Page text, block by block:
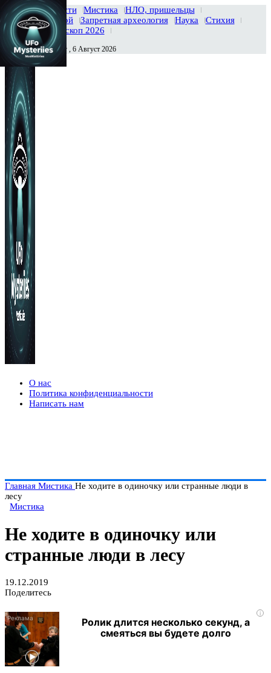
Главная Новости Мистика
НЛО, пришельцы
Тайны вселенной
Запретная археология Наука
Стихия
История
Гороскоп 2026
Сегодня Четверг , 6 Август 2026
О нас
Политика конфиденциальности
Написать нам
Главная Мистика Не ходите в одиночку или странные люди в
лесу
Мистика
Не ходите в одиночку или
странные люди в лесу
19.12.2019
Поделитесь
i
Ролик длится несколько секунд, а
смеяться вы будете долго